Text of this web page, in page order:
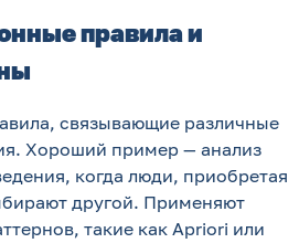
правила и
связывающие различные
Хороший пример — анализ
когда люди, приобретая
другой. Применяют
такие как Apriori или